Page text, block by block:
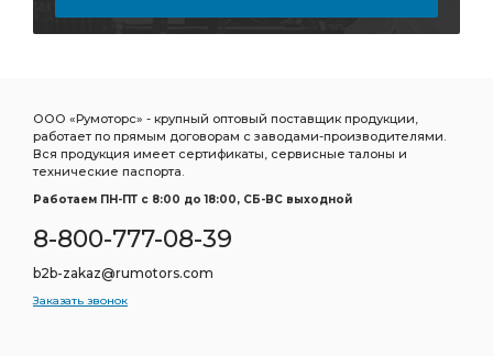
ООО «Румоторс» - крупный оптовый поставщик продукции,
работает по прямым договорам с заводами-производителями.
Вся продукция имеет сертификаты, сервисные талоны и
технические паспорта.
Работаем ПН-ПТ c 8:00 до 18:00, СБ-ВС выходной
8-800-777-08-39
b2b-zakaz@rumotors.com
Заказать звонок